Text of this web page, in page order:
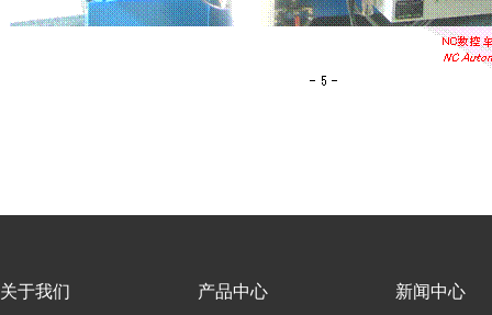
关于我们 产品中心 新闻中心